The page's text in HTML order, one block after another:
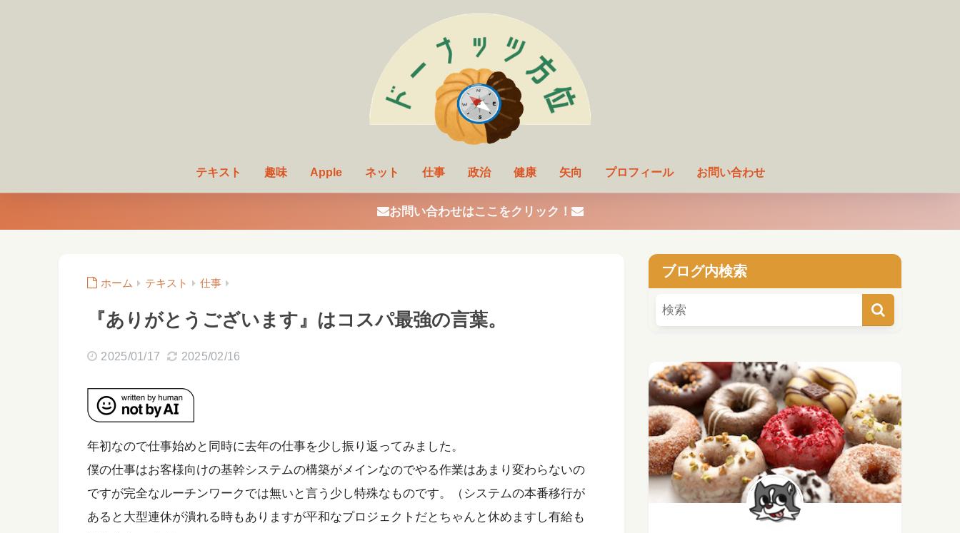
テキスト 趣味 Apple ネット 仕事 政治 健康 矢向 プロフィール お問い合わせ
お問い合わせはここをクリック！
ホーム テキスト 仕事
『ありがとうございます』はコスパ最強の言葉。
2025/01/17 2025/02/16
年初なので仕事始めと同時に去年の仕事を少し振り返ってみました。
僕の仕事はお客様向けの基幹システムの構築がメインなのでやる作業はあまり変わらないの
ですが完全なルーチンワークでは無いと言う少し特殊なものです。（システムの本番移行が
あると大型連休が潰れる時もありますが平和なプロジェクトだとちゃんと休めますし有給も
ブログ内検索